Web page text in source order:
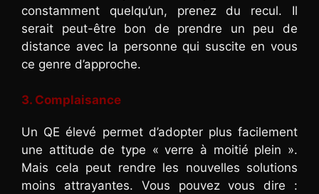
constamment quelqu’un, prenez du recul. Il
serait peut-être bon de prendre un peu de
distance avec la personne qui suscite en vous
ce genre d’approche.
3. Complaisance
Un QE élevé permet d’adopter plus facilement
une attitude de type « verre à moitié plein ».
Mais cela peut rendre les nouvelles solutions
moins attrayantes. Vous pouvez vous dire :